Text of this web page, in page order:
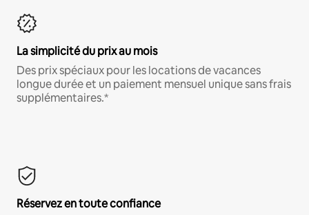
La simplicité du prix au mois
Des prix spéciaux pour les locations de vacances
longue durée et un paiement mensuel unique sans frais
supplémentaires.*
Réservez en toute confiance